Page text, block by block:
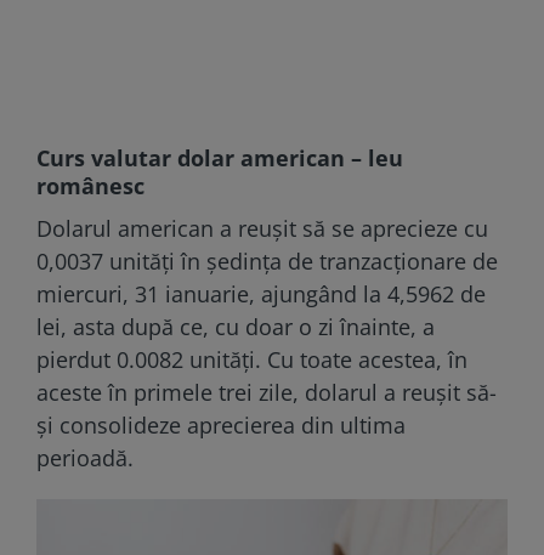
Curs valutar dolar american – leu
românesc
Dolarul american a reușit să se aprecieze cu
0,0037 unități în ședința de tranzacționare de
miercuri, 31 ianuarie, ajungând la 4,5962 de
lei, asta după ce, cu doar o zi înainte, a
pierdut 0.0082 unități. Cu toate acestea, în
aceste în primele trei zile, dolarul a reușit să-
și consolideze aprecierea din ultima
perioadă.